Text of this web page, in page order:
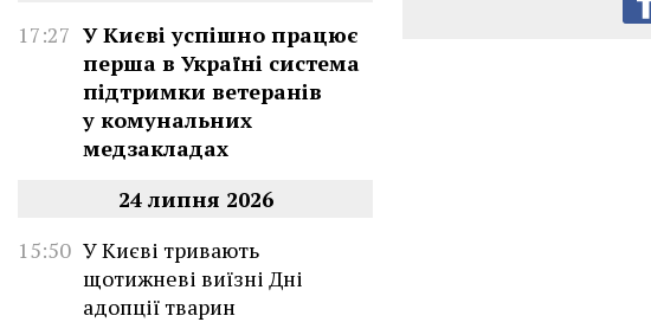
17:27 У Києві успішно працює
перша в Україні система
підтримки ветеранів
у комунальних
медзакладах
24 липня 2026
15:50 У Києві тривають
щотижневі виїзні Дні
адопції тварин